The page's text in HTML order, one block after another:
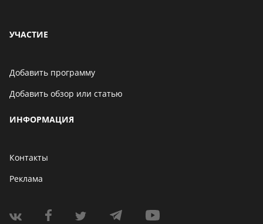
УЧАСТИЕ
Добавить программу
Добавить обзор или статью
ИНФОРМАЦИЯ
Контакты
Реклама